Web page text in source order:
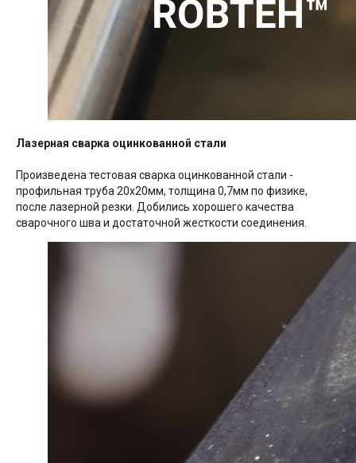
Лазерная сварка оцинкованной стали
Произведена тестовая сварка оцинкованной стали -
профильная труба 20х20мм, толщина 0,7мм по физике,
после лазерной резки. Добились хорошего качества
сварочного шва и достаточной жесткости соединения.